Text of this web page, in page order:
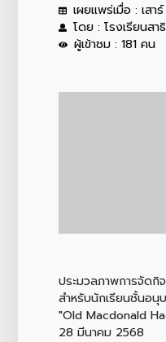
เผยแพร่เมื่อ : เส
โดย : โรงเรียนส
ผู้เข้าชม : 181 คน
ประมวลภาพการจัดกิ
สำหรับนักเรียนชั้นอนุ
"Old Macdonald
28 มีนาคม 2568